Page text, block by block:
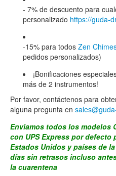
- 7% de descuento para
personalizado https://guda-
-15% para todos Zen
pedidos personalizados)
¡Bonificaciones
más de 2 instrumentos!
Por favor, contáctenos para
alguna pregunta en
Enviamos todos los modelos
con UPS Express por
Estados Unidos y países de
días sin retrasos incluso
la cuarentena